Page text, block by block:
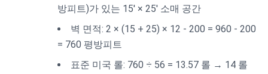
방피트)가 있는 15' × 25' 소매 공간
벽 면적: 2 × (15 + 25) × 12 - 200 = 960 - 200
= 760 평방피트
표준 미국 롤: 760 ÷ 56 = 13.57 롤 → 14 롤